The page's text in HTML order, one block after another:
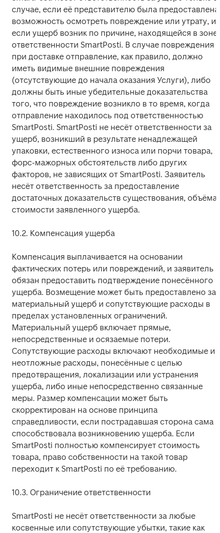
случае, если её представителю была предоставлена
возможность осмотреть повреждение или утрату, и
если ущерб возник по причине, находящейся в зоне
ответственности SmartPosti. В случае повреждения
при доставке отправление, как правило, должно
иметь видимые внешние повреждения
(отсутствующие до начала оказания Услуги), либо
должны быть иные убедительные доказательства
того, что повреждение возникло в то время, когда
отправление находилось под ответственностью
SmartPosti. SmartPosti не несёт ответственности за
ущерб, возникший в результате ненадлежащей
упаковки, естественного износа или порчи товара,
форс-мажорных обстоятельств либо других
факторов, не зависящих от SmartPosti. Заявитель
несёт ответственность за предоставление
достаточных доказательств существования, объёма
стоимости заявленного ущерба.
10.2. Компенсация ущерба
Компенсация выплачивается на основании
фактических потерь или повреждений, и заявитель
обязан предоставить подтверждение понесённого
ущерба. Возмещение может быть предоставлено за
материальный ущерб и сопутствующие расходы в
пределах установленных ограничений.
Материальный ущерб включает прямые,
непосредственные и осязаемые потери.
Сопутствующие расходы включают необходимые и
неотложные расходы, понесённые с целью
предотвращения, локализации или устранения
ущерба, либо иные непосредственно связанные
меры. Размер компенсации может быть
скорректирован на основе принципа
справедливости, если пострадавшая сторона сама
способствовала возникновению ущерба. Если
SmartPosti полностью компенсирует стоимость
товара, право собственности на такой товар
переходит к SmartPosti по её требованию.
10.3. Ограничение ответственности
SmartPosti не несёт ответственности за любые
косвенные или сопутствующие убытки, такие как